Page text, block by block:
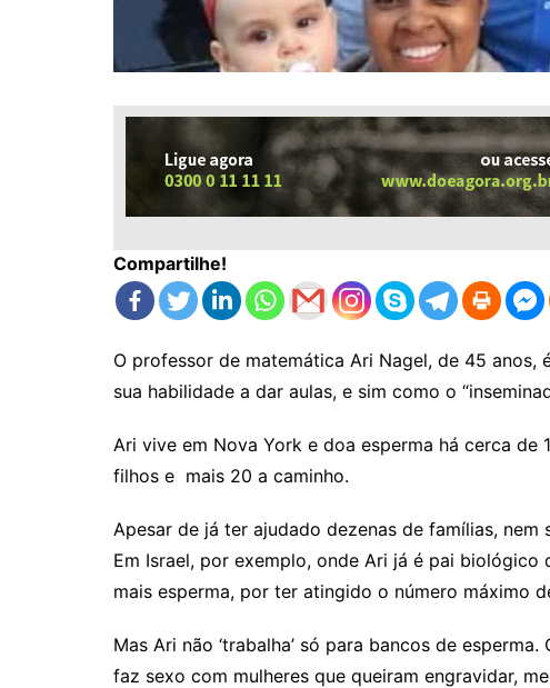
Compartilhe!
O professor de matemática Ari Nagel, de 45 anos,
sua habilidade a dar aulas, e sim como o
Ari vive em Nova York e doa esperma há cerca
filhos e mais 20 a caminho.
Apesar de já ter ajudado dezenas de famílias, nem
Em Israel, por exemplo, onde Ari já é pai
mais esperma, por ter atingido o número máximo
Mas Ari não ‘trabalha’ só para bancos de
faz sexo com mulheres que queiram engravidar,